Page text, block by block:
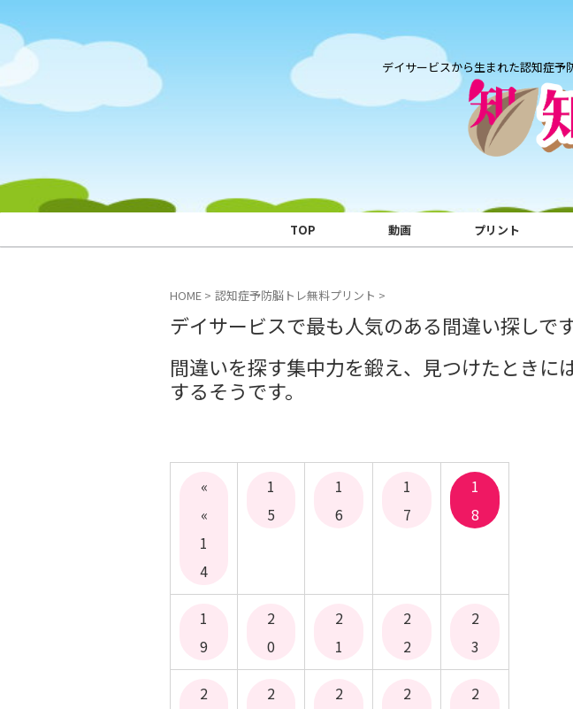
デイサービスから生まれた認知症予
TOP 動画 プリント
HOME > 認知症予防脳トレ無料プリント >
デイサービスで最も人気のある間違い探しです
間違いを探す集中力を鍛え、見つけたときに
するそうです。
«
«
1
4
1
5
1
6
1
7
1
8
1
9
2
0
2
1
2
2
2
3
2
2
2
2
2